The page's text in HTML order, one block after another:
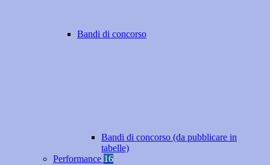
Bandi di concorso
Bandi di concorso (da pubblicare in
tabelle)
Performance 16